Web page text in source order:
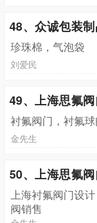
48、众诚包装
珍珠棉，气泡袋
刘爱民
49、上海思氟
衬氟阀门，衬氟
金先生
50、上海思氟
上海衬氟阀门设
阀销售